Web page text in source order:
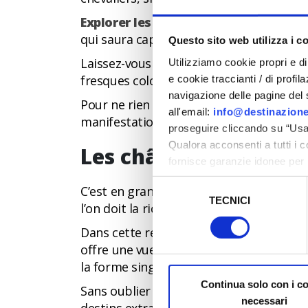
Questo sito web utilizza i
Utilizziamo cookie propri e
e cookie traccianti / di
navigazione delle pagine
all'email:
proseguire cliccando su
Qualora acconsenti a tutti i
fornisce garanzie idonee
sicurezza a Tutela dei
TECNICI
Continua solo con i
necessari
Explorer les châteaux de la
qui saura captiver petits et grands.
Laissez-vous guider à travers
fresques colorées et étendards
Pour ne rien manquer des événements
manifestation Castelli Aperti.
Les châteaux des
C’est en grande partie aux Malatesta,
l’on doit la richesse en châteaux et
Dans cette région, nombreux sont les
offre une vue imprenable sur toute la
la forme singulière, qui domine un
Sans oublier le Fort de San Leo, bâti